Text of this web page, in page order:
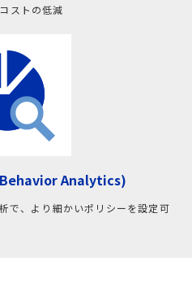
ストの低減
Analytics)
で、より細かいポリシーを設定可